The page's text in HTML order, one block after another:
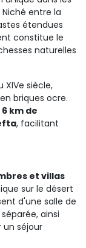
entre la
étendues
constitue le
naturelles
siècle,
briques ocre.
6 km de
, facilitant
et villas
sur le désert
d'une salle de
ainsi
séjour